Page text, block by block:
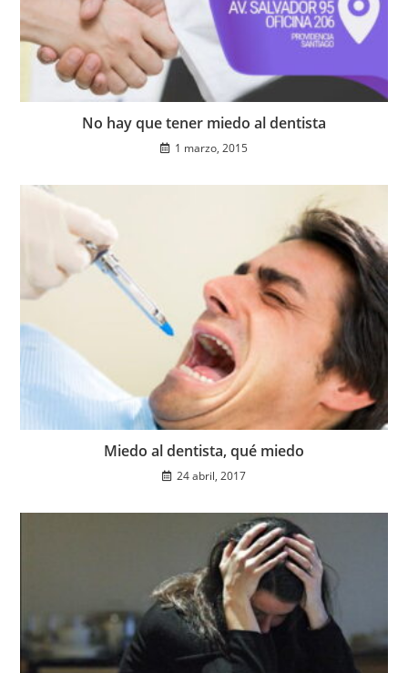
No hay que tener miedo al dentista
1 marzo, 2015
Miedo al dentista, qué miedo
24 abril, 2017